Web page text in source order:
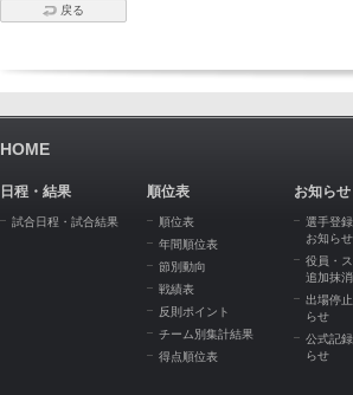
戻る
HOME
日程・結果
試合日程・試合結果
順位表
順位表
年間順位表
節別動向
戦績表
反則ポイント
チーム別集計結果
得点順位表
お知らせ
選手登
お知らせ
役員・
追加抹
出場停
らせ
公式記
らせ